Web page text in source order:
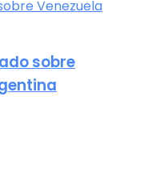
sobre